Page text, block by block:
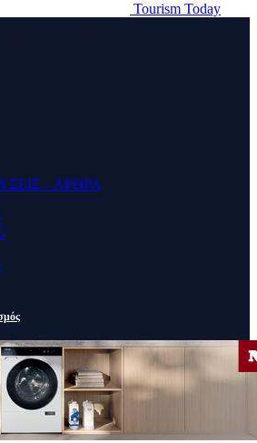
Tourism Today
– ΑΡΘΡΑ